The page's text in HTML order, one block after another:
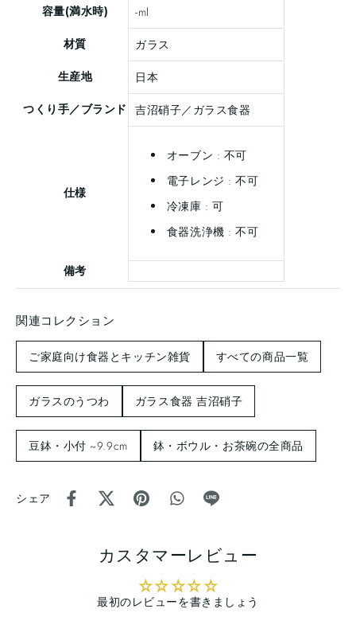
容量(満水時)
-ml
材質
ガラス
生産地
日本
つくり手／ブランド 吉沼硝子／ガラス食器
仕様
オーブン : 不可
電子レンジ : 不可
冷凍庫 : 可
食器洗浄機 : 不可
備考
関連コレクション
ご家庭向け食器とキッチン雑貨 すべての商品一覧
ガラスのうつわ ガラス食器 吉沼硝子
豆鉢・小付 ~9.9cm 鉢・ボウル・お茶碗の全商品
シェア
カスタマーレビュー
最初のレビューを書きましょう